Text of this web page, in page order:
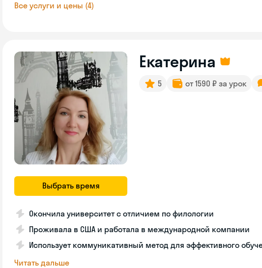
Все услуги и цены (4)
Выбрать время
Екатерина
5 от 1590 ₽ за урок
Окончила университет с отличием по филологии
Проживала в США и работала в международной компании
Использует коммуникативный метод для эффективного
Читать дальше